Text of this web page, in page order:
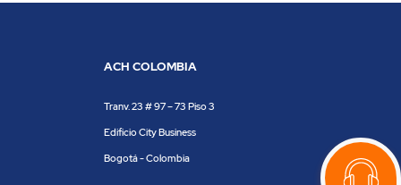
ACH COLOMBIA
Tranv. 23 # 97 – 73 Piso 3
Edificio City Business
Bogotá - Colombia